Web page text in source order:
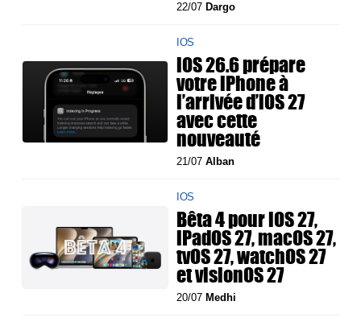
22/07 Dargo
IOS
iOS 26.6 prépare
votre iPhone à
l’arrivée d’iOS 27
avec cette
nouveauté
21/07Alban
IOS
Bêta 4 pour iOS 27,
iPadOS 27, macOS 27,
tvOS 27, watchOS 27
et visionOS 27
20/07 Medhi